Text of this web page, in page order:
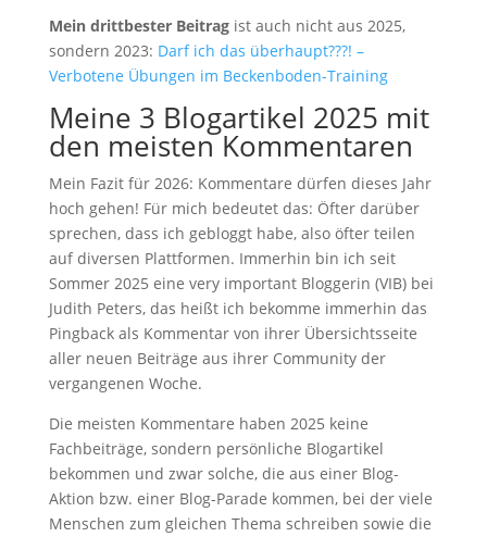
Mein drittbester Beitragist auch nicht aus 2025,
sondern 2023: Darf ich das überhaupt???! –
Verbotene Übungen im Beckenboden-Training
Meine 3 Blogartikel 2025 mit
den meisten Kommentaren
Mein Fazit für 2026: Kommentare dürfen dieses Jahr
hoch gehen! Für mich bedeutet das: Öfter darüber
sprechen, dass ich gebloggt habe, also öfter teilen
auf diversen Plattformen. Immerhin bin ich seit
Sommer 2025 eine very important Bloggerin (VIB) bei
Judith Peters, das heißt ich bekomme immerhin das
Pingback als Kommentar von ihrer Übersichtsseite
aller neuen Beiträge aus ihrer Community der
vergangenen Woche.
Die meisten Kommentare haben 2025 keine
Fachbeiträge, sondern persönliche Blogartikel
bekommen und zwar solche, die aus einer Blog-
Aktion bzw. einer Blog-Parade kommen, bei der viele
Menschen zum gleichen Thema schreiben sowie die